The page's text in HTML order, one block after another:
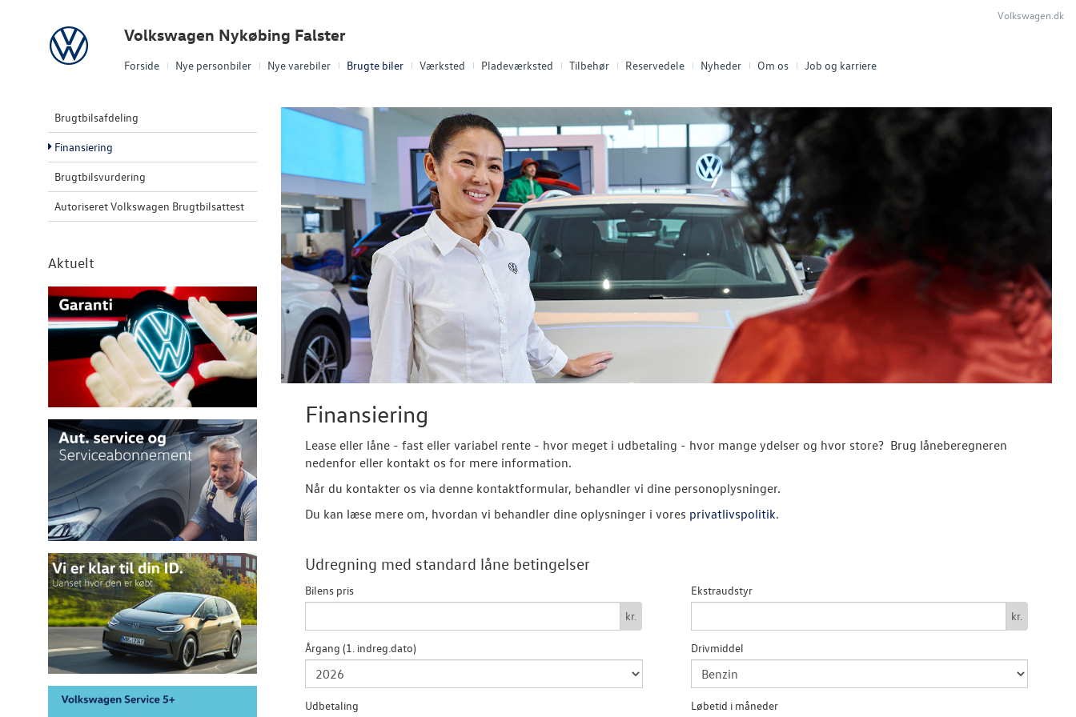
Forside Nye personbiler Nye varebiler Brugte biler Værksted Pladeværksted Tilbehør Reservedele Nyheder Om os Job og karriere
Volkswagen Volkswagen Nykøbing Falster
Volkswagen.dk
Brugtbilsafdeling
Finansiering
Brugtbilsvurdering
Autoriseret Volkswagen Brugtbilsattest
Aktuelt
Finansiering
Lease eller låne - fast eller variabel rente - hvor meget i udbetaling - hvor mange ydelser og hvor store? Brug låneberegneren
nedenfor eller kontakt os for mere information.
Når du kontakter os via denne kontaktformular, behandler vi dine personoplysninger.
Du kan læse mere om, hvordan vi behandler dine oplysninger i vores privatlivspolitik.
Udregning med standard låne betingelser
Bilens pris
kr.
Ekstraudstyr
kr.
Årgang (1. indreg.dato) Drivmiddel
Udbetaling
Løbetid i måneder